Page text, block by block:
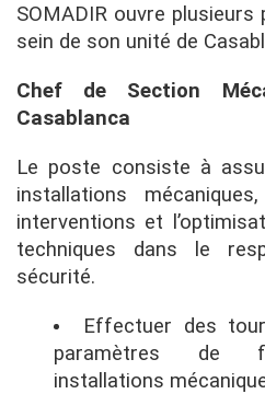
SOMADIR ouvre
sein de son unité de
Chef de Section
Casablanca
Le poste consiste à
installations
interventions et
techniques dans le
sécurité.
Effectuer des
paramètres de
installations